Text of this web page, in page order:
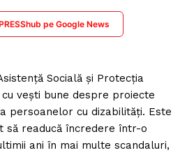
pe Google News
Socială și Protecția
vești bune despre proiecte
persoanelor cu dizabilități. Este
să readucă încredere într-o
ani în mai multe scandaluri,